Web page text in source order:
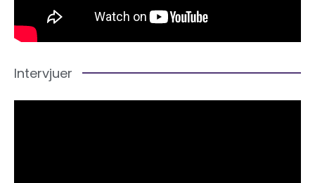
Intervjuer